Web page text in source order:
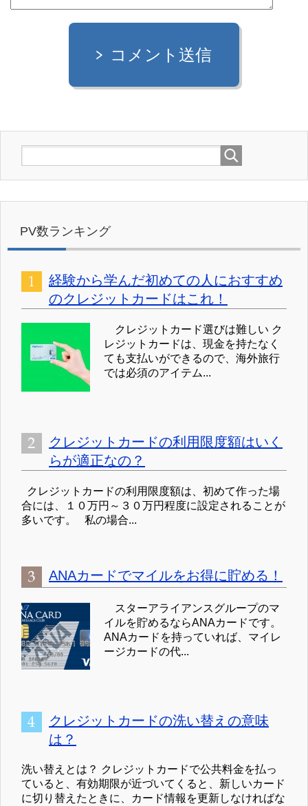
コメント送信
PV数ランキング
経験から学んだ初めての人におすすめ
のクレジットカードはこれ！
クレジットカード選びは難しい ク
レジットカードは、現金を持たなく
ても支払いができるので、海外旅行
では必須のアイテム...
クレジットカードの利用限度額はいく
らが適正なの？
クレジットカードの利用限度額は、初めて作った場
合には、１０万円～３０万円程度に設定されることが
多いです。 私の場合...
ANAカードでマイルをお得に貯める！
スターアライアンスグループのマ
イルを貯めるならANAカードです。
ANAカードを持っていれば、マイレ
ージカードの代...
クレジットカードの洗い替えの意味
は？
洗い替えとは？ クレジットカードで公共料金を払っ
ていると、有効期限が近づいてくると、新しいカード
に切り替えたときに、カード情報を更新しなければな